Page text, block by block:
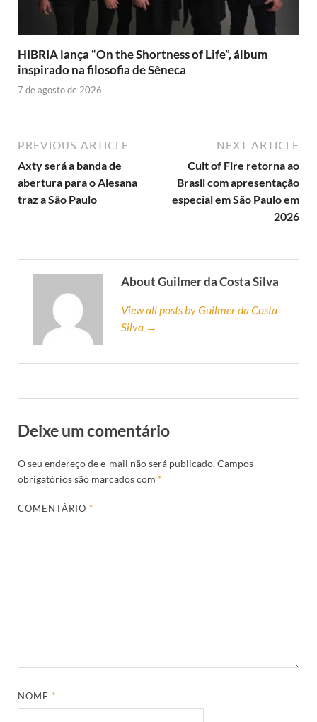
HIBRIA lança “On the Shortness of Life”, álbum
inspirado na filosofia de Sêneca
7 de agosto de 2026
PREVIOUS ARTICLE
Axty será a banda de
abertura para o Alesana
traz a São Paulo
NEXT ARTICLE
Cult of Fire retorna ao
Brasil com apresentação
especial em São Paulo em
2026
About Guilmer da Costa Silva
View all posts by Guilmer da Costa
Silva →
Deixe um comentário
O seu endereço de e-mail não será publicado.Campos
obrigatórios são marcados com *
COMENTÁRIO*
NOME*